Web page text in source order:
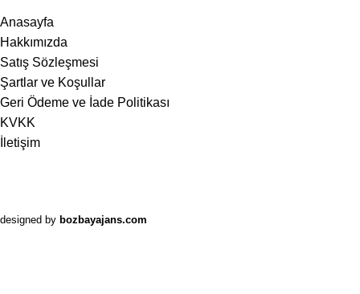
Anasayfa
Hakkımızda
Satış Sözleşmesi
Şartlar ve Koşullar
Geri Ödeme ve İade Politikası
KVKK
İletişim
designed by bozbayajans.com